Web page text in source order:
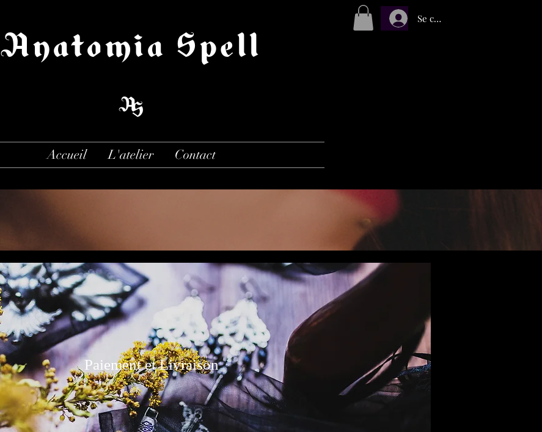
Se connecter
Anatomia Spell
Accueil L'atelier Contact
Paiement et Livraison